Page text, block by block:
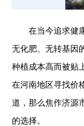
在当今追求健
无化肥、无转基因
种植成本高而被贴
在河南地区寻找价
道，那么焦作济源
的选择。